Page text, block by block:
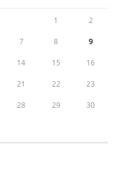
1 2
7 8 9
14 15 16
21 22 23
28 29 30